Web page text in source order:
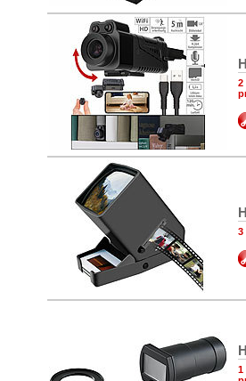
2
3
1